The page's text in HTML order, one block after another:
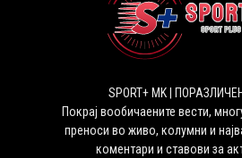
SPORT+ MK |
Покрај вообичаените вести,
преноси во живо, колумни и
коментари и ставови за